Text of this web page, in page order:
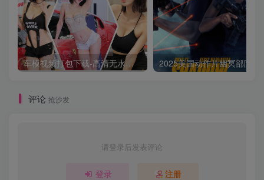
车模视频打包下载-高清无水印版
评论 抢沙发
请登录后发表评论
登录 注册